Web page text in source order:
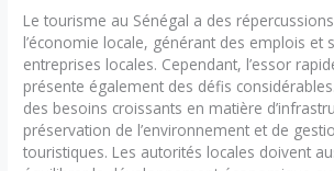
Le tourisme au Sénégal a des
l’économie locale, générant des emplois et
entreprises locales. Cependant, l’essor
présente également des défis
des besoins croissants en matière
préservation de l’environnement et de
touristiques. Les autorités locales doivent